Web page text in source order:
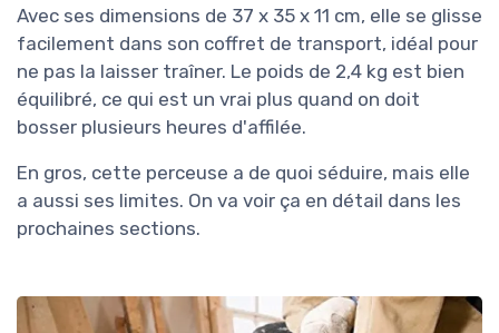
Avec ses dimensions de 37 x 35 x 11 cm, elle se glisse
facilement dans son coffret de transport, idéal pour
ne pas la laisser traîner. Le poids de 2,4 kg est bien
équilibré, ce qui est un vrai plus quand on doit
bosser plusieurs heures d'affilée.
En gros, cette perceuse a de quoi séduire, mais elle
a aussi ses limites. On va voir ça en détail dans les
prochaines sections.